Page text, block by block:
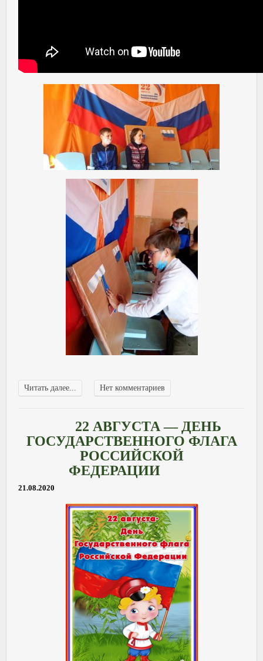
Читать далее... Нет комментариев
22 АВГУСТА — ДЕНЬ
ГОСУДАРСТВЕННОГО ФЛАГА
РОССИЙСКОЙ
ФЕДЕРАЦИИ
21.08.2020